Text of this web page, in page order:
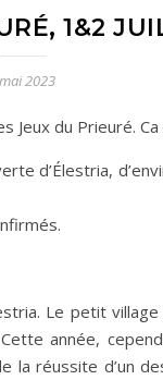
1&2
2023
Jeux du Prieuré.
d’Élestria,
Le petit
année,
réussite d’un